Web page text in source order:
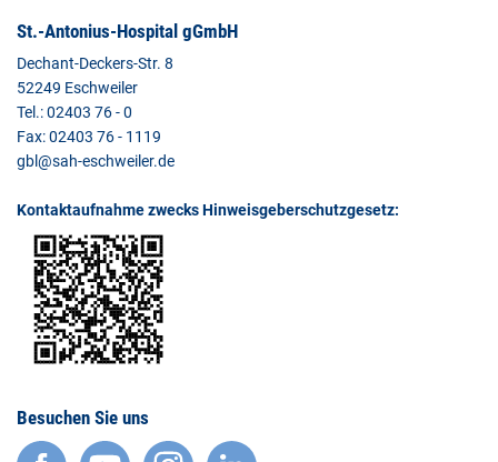
St.-Antonius-Hospital gGmbH
Dechant-Deckers-Str. 8
52249 Eschweiler
Tel.: 02403 76 - 0
Fax: 02403 76 - 1119
gbl@sah-eschweiler.de
Kontaktaufnahme zwecks Hinweisgeberschutzgesetz:
Besuchen Sie uns